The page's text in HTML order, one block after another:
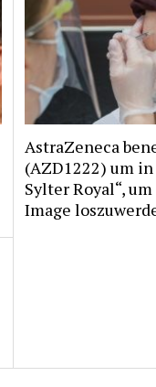
AstraZeneca
(AZD1222) um in
Sylter Royal“,
Image